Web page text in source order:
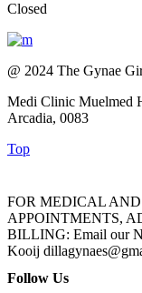
Closed
@ 2024 The Gynae
Medi Clinic Muelmed
Arcadia, 0083
Top
FOR MEDICAL
APPOINTMENTS,
BILLING: Email our
Kooij
Follow Us